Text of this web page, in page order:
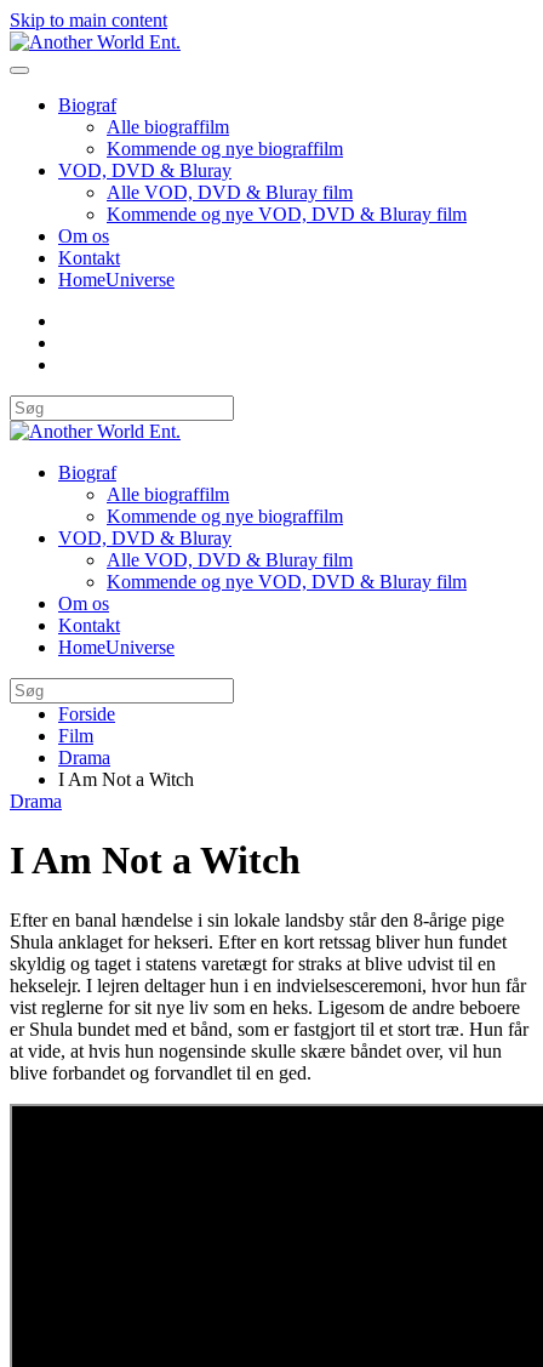
Skip to main content
Biograf
Alle biograffilm
Kommende og nye biograffilm
VOD, DVD & Bluray
Alle VOD, DVD & Bluray film
Kommende og nye VOD, DVD & Bluray film
Om os
Kontakt
HomeUniverse
Biograf
Alle biograffilm
Kommende og nye biograffilm
VOD, DVD & Bluray
Alle VOD, DVD & Bluray film
Kommende og nye VOD, DVD & Bluray film
Om os
Kontakt
HomeUniverse
Forside
Film
Drama
I Am Not a Witch
Drama
I Am Not a Witch
Efter en banal hændelse i sin lokale landsby står den 8-årige pige
Shula anklaget for hekseri. Efter en kort retssag bliver hun fundet
skyldig og taget i statens varetægt for straks at blive udvist til en
hekselejr. I lejren deltager hun i en indvielsesceremoni, hvor hun får
vist reglerne for sit nye liv som en heks. Ligesom de andre beboere
er Shula bundet med et bånd, som er fastgjort til et stort træ. Hun får
at vide, at hvis hun nogensinde skulle skære båndet over, vil hun
blive forbandet og forvandlet til en ged.